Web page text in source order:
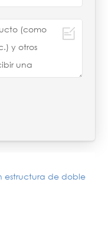
estructura de doble